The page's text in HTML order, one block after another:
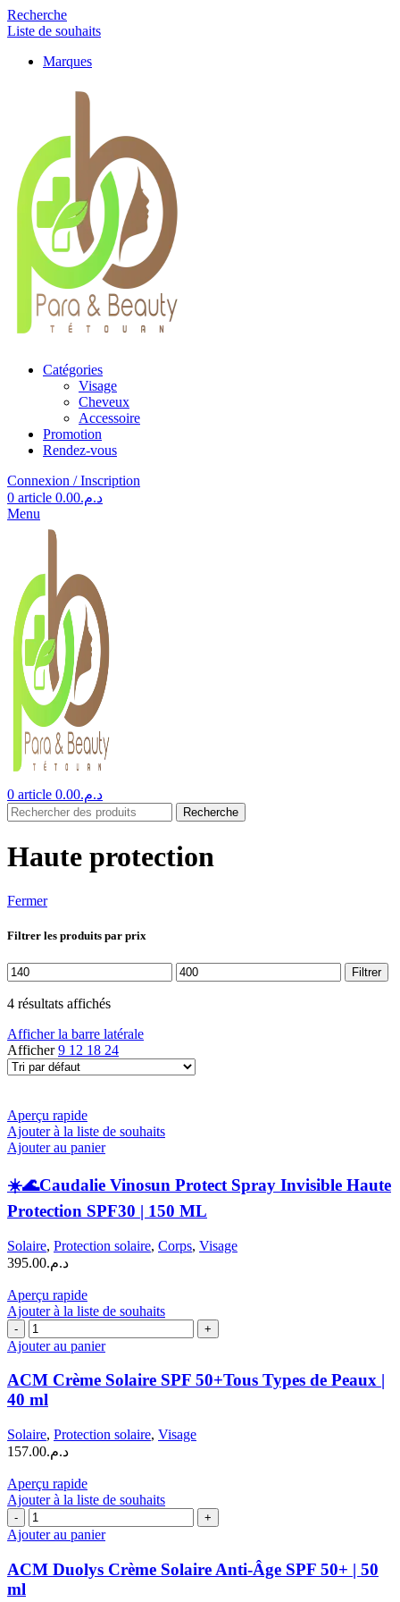
Recherche
Liste de souhaits
Marques
Catégories
Visage
Cheveux
Accessoire
Promotion
Rendez-vous
Connexion / Inscription
0 article د.م.0.00
Menu
0 article د.م.0.00
Recherche
Haute protection
Fermer
Filtrer les produits par prix
Prix
min
Prix
max
Filtrer
4 résultats affichés
Afficher la barre latérale
Afficher9 12 18 24
Aperçu rapide
Ajouter à la liste de souhaits
Ajouter au panier
☀️🌊Caudalie Vinosun Protect Spray Invisible Haute
Protection SPF30 | 150 ML
Solaire, Protection solaire, Corps, Visage
د.م.395.00
Aperçu rapide
Ajouter à la liste de souhaits
quantité
de
Crème
Solaire
SPF
Types
de
|
40
ml
Ajouter au panier
ACM Crème Solaire SPF 50+Tous Types de Peaux |
40 ml
Solaire, Protection solaire, Visage
د.م.157.00
Aperçu rapide
Ajouter à la liste de souhaits
quantité
de
Duolys
Crème
Ajouter au panier
ACM Duolys Crème Solaire Anti-Âge SPF 50+ | 50
ml